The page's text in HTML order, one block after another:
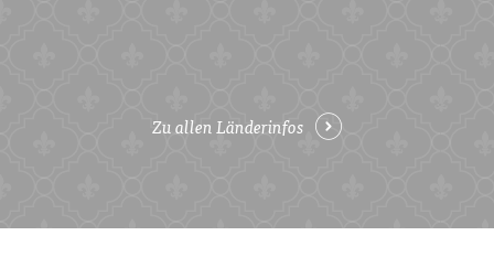
Zu allen Länderinfos